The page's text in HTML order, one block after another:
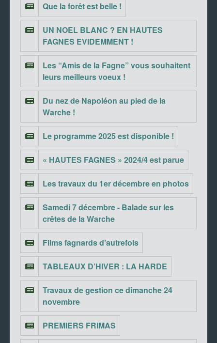
Que la forêt est belle !
UN NOEL BLANC ? EN HAUTES
FAGNES EVIDEMMENT !
Les “Amis de la Fagne” vous souhaitent
leurs meilleurs voeux !
Du nez de Napoléon au pied de la
Warche !
Le programme 2025 est disponible !
« HAUTES FAGNES » 2024/4 est parue
Les travaux du 1er décembre en photos
Samedi 7 décembre - Balade sur les
crêtes de la Warche
Films fagnards d’autrefois
TABLEAUX D’HIVER : LA HARDE
Travaux de gestion ce dimanche 24
novembre
PREMIERS FRIMAS